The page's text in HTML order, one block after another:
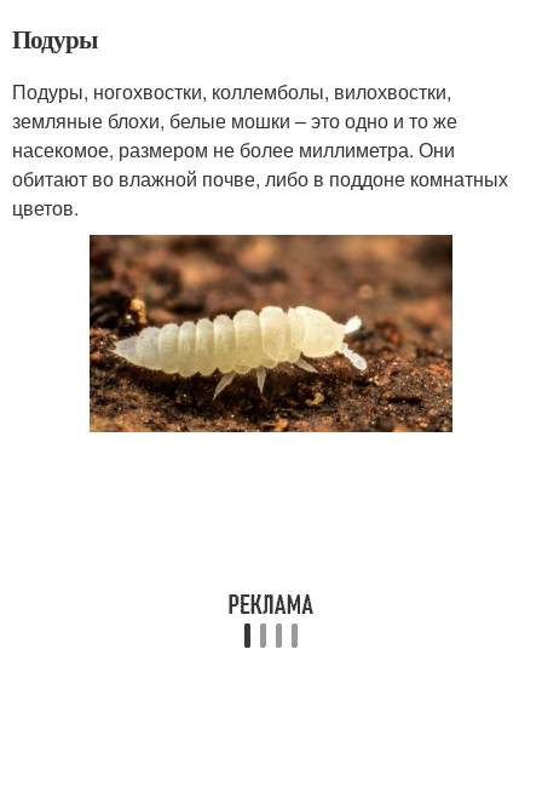
Подуры
Подуры, ногохвостки, коллемболы, вилохвостки,
земляные блохи, белые мошки – это одно и то же
насекомое, размером не более миллиметра. Они
обитают во влажной почве, либо в поддоне комнатных
цветов.